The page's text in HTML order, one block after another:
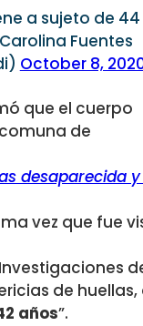
a sujeto de 44
Fuentes
October 8,
que el cuerpo
de
desaparecida
vez que fue
de huellas,
años”.